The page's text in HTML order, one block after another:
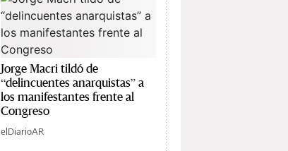
Jorge Macri tildó de
“delincuentes anarquistas” a
los manifestantes frente al
Congreso
elDiarioAR